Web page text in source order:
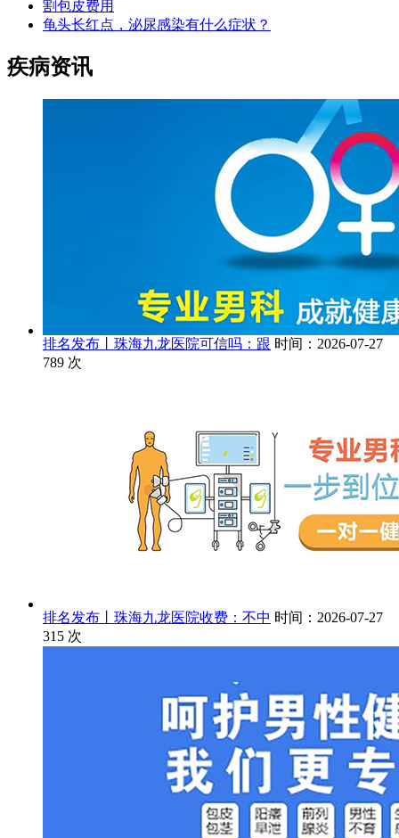
割包皮费用
龟头长红点，泌尿感染有什么症状？
疾病资讯
排名发布丨珠海九龙医院可信吗：跟 时间：2026-07-27
789 次
排名发布丨珠海九龙医院收费：不中 时间：2026-07-27
315 次